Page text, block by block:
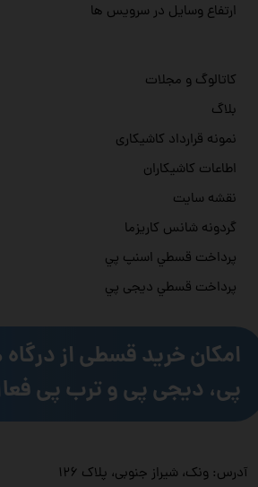
آدرس: ونک، شیراز جنوبی، پلاک ۱۲۶
کاتالوگ و مجلات
بلاگ
نمونه قرارداد کاشیکاری
اطاعات کاشیکاران
نقشه سایت
گردونه شانس کاریزما
پرداخت قسطي اسنپ پي
پرداخت قسطي دیجی پي
ارتفاع وسایل در سرویس ها
امکان خرید قسطی از
پی، دیجی پی و ترب پی